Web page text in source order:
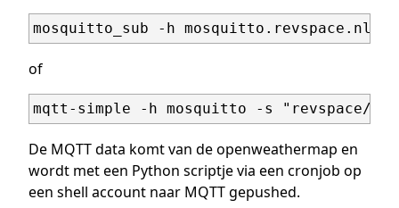
of
De MQTT data komt van de openweathermap en
wordt met een Python scriptje via een cronjob op
een shell account naar MQTT gepushed.